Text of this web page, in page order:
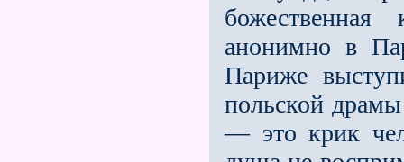
анонимно в
Париже
польской
— это крик